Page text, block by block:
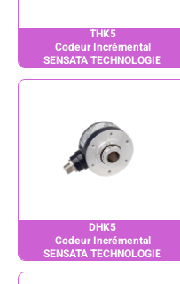
THK5
Codeur Incrémental
SENSATA TECHNOLOGIE
DHK5
Codeur Incrémental
SENSATA TECHNOLOGIE